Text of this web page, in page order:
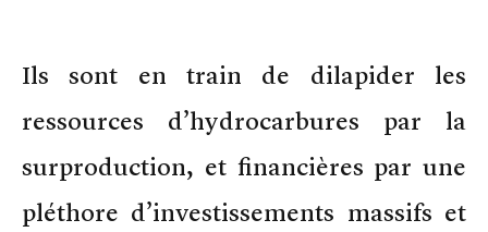
Ils sont en train de dilapider les
ressources d’hydrocarbures par la
surproduction, et financières par une
pléthore d’investissements massifs et